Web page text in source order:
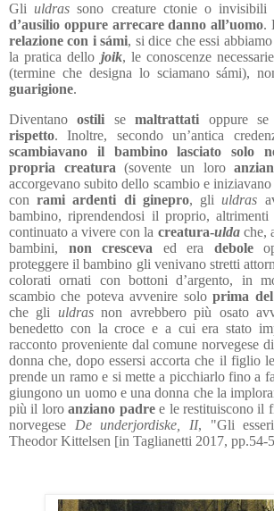
Gliuldras sono creature ctonie o
d’ausilio oppure arrecare danno all’uomo.
relazione con isámi, si dice che essi
la pratica dello joik, le conoscenze
(termine che designa lo sciamanosámi),
guarigione.
Diventanoostili semaltrattati oppure se
rispetto. Inoltre, secondo un’antica
scambiavano il bambino lasciato solo
propria creatura (sovente un loro
accorgevano subito dello scambio e
conrami ardenti di ginepro, gliuldras
bambino, riprendendosi il proprio,
continuato a vivere con la creatura-uldache,
bambini, non cresceva ed era debole
proteggere il bambino gli venivano stretti
colorati ornati con bottoni d’argento, in
scambio che poteva avvenire soloprima
che gli uldrasnon avrebbero più osato
benedetto con la croce e a cui era stato
racconto proveniente dal comune norvegese di
donna che, dopo essersi accorta che il figlio
prende un ramo e si mette a picchiarlo fino a
giungono un uomo e una donna che la
più il loroanziano padree le restituiscono il
norvegese De underjordiske, II, "Gli
Theodor Kittelsen [in Taglianetti 2017, pp.54-